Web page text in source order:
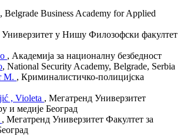
, Belgrade Business Academy for Applied
Универзитет у Нишу Филозофски факултет
, Академија за националну безбедност
, National Security Academy, Belgrade, Serbia
M. , Криминалистичко-полицијска
, Violeta , Мегатренд Универзитет
и медије Београд
, Мегатренд Универзитет Факултет за